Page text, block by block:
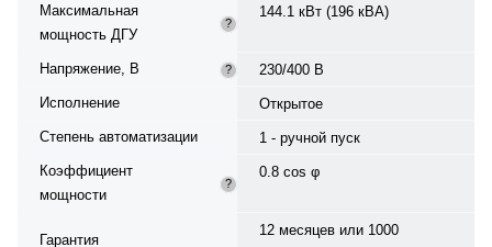
2650×1180×2000 мм.
Производство: Италия, гарантия
Максимальная
мощность ДГУ
?
144.1 кВт (196 кВА)
Напряжение, В ?
230/400 В
Исполнение
Открытое
Степень автоматизации
1 - ручной пуск
Коэффициент
мощности
?
0.8 cos φ
Гарантия
12 месяцев или 1000